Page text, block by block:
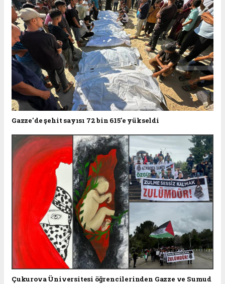
Gazze'de şehit sayısı 72 bin 615'e yükseldi
Çukurova Üniversitesi öğrencilerinden Gazze ve Sumud